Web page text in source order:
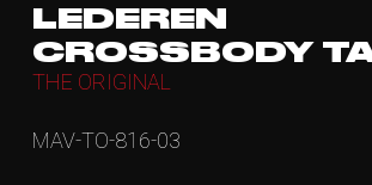
LEDEREN
CROSSBODY
THE ORIGINAL
MAV-TO-816-03